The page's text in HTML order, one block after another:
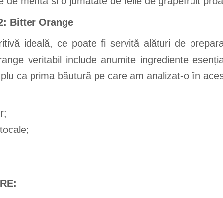
Bitter Orange
ideală, ce poate fi servită alături de
veritabil include anumite ingrediente
ca prima băutură pe care am analizat-o în